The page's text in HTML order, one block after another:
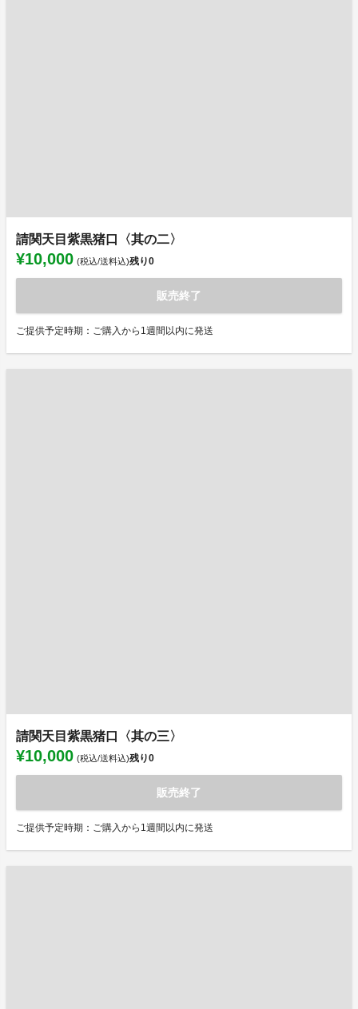
請関天目紫黒猪口〈其の二〉
¥10,000 (税込/送料込)残り0
販売終了
ご提供予定時期：ご購入から1週間以内に発送
請関天目紫黒猪口〈其の三〉
¥10,000 (税込/送料込)残り0
販売終了
ご提供予定時期：ご購入から1週間以内に発送